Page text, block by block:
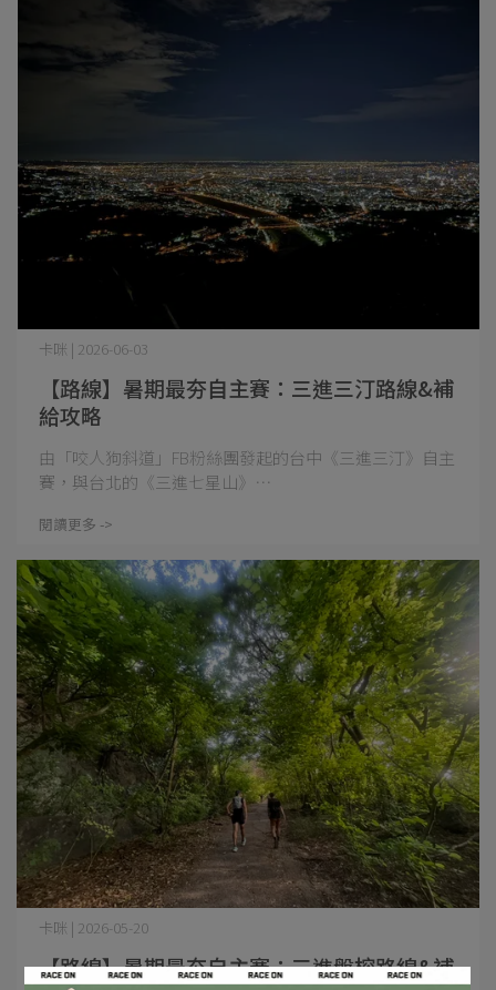
【路線】暑期最夯自主賽：三進三汀路線&補
給攻略
卡咪 | 2026-06-03
​由「咬人狗斜道」FB粉絲團發起的台中《三進三汀》自主
賽，與台北的《三進七星山》⋯
閱讀更多 ->
【路線】暑期最夯自主賽：三進盤榕路線&補
卡咪 | 2026-05-20